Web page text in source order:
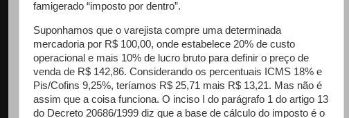
famigerado “imposto por dentro”.
Suponhamos que o varejista compre uma determinada
mercadoria por R$ 100,00, onde estabelece 20% de custo
operacional e mais 10% de lucro bruto para definir o preço de
venda de R$ 142,86. Considerando os percentuais ICMS 18% e
Pis/Cofins 9,25%, teríamos R$ 25,71 mais R$ 13,21. Mas não é
assim que a coisa funciona. O inciso I do parágrafo 1 do artigo 13
do Decreto 20686/1999 diz que a base de cálculo do imposto é o